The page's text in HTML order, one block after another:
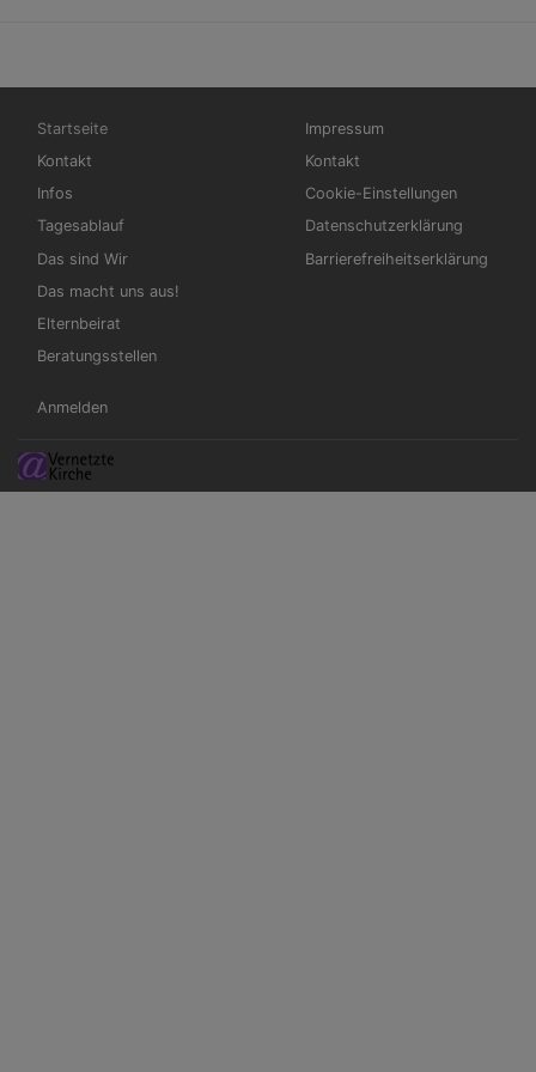
Hauptnavigation
Startseite
Kontakt
Infos
Tagesablauf
Das sind Wir
Das macht uns aus!
Elternbeirat
Beratungsstellen
Fußbereichsmenü
Impressum
Kontakt
Cookie-Einstellungen
Datenschutzerklärung
Barrierefreiheitserklärung
Benutzermenü
Anmelden